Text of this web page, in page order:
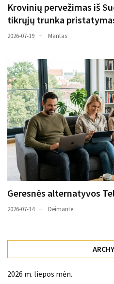
Krovinių pervežimas iš
tikrųjų trunka
2026-07-19 Mantas
Geresnės alternatyvos
2026-07-14 Deimante
2026 m. liepos mėn.